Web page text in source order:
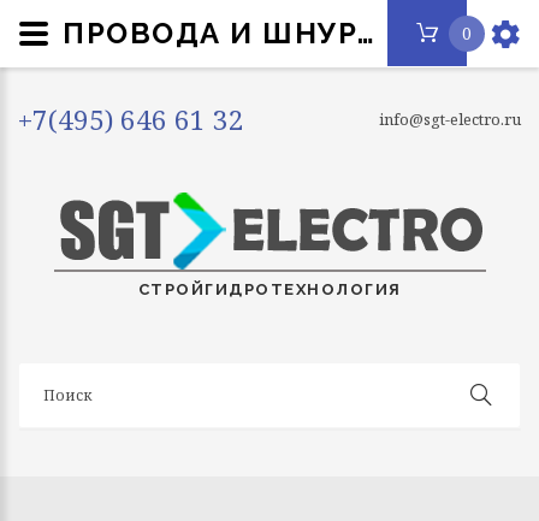
+7(495) 646 61 32 info@sgt-electro.ru
СТРОЙГИДРОТЕХНОЛОГИЯ
0
ПРОВОДА И ШНУРЫ РАЗЛИЧНОГО НАЗНАЧЕНИЯ